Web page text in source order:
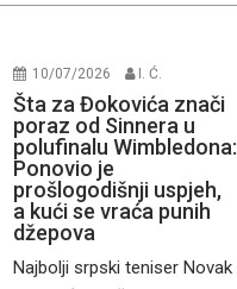
10/07/2026 I. Ć.
Šta za Đokovića znači
poraz od Sinnera u
polufinalu Wimbledona:
Ponovio je
prošlogodišnji uspjeh,
a kući se vraća punih
džepova
Najbolji srpski teniser Novak